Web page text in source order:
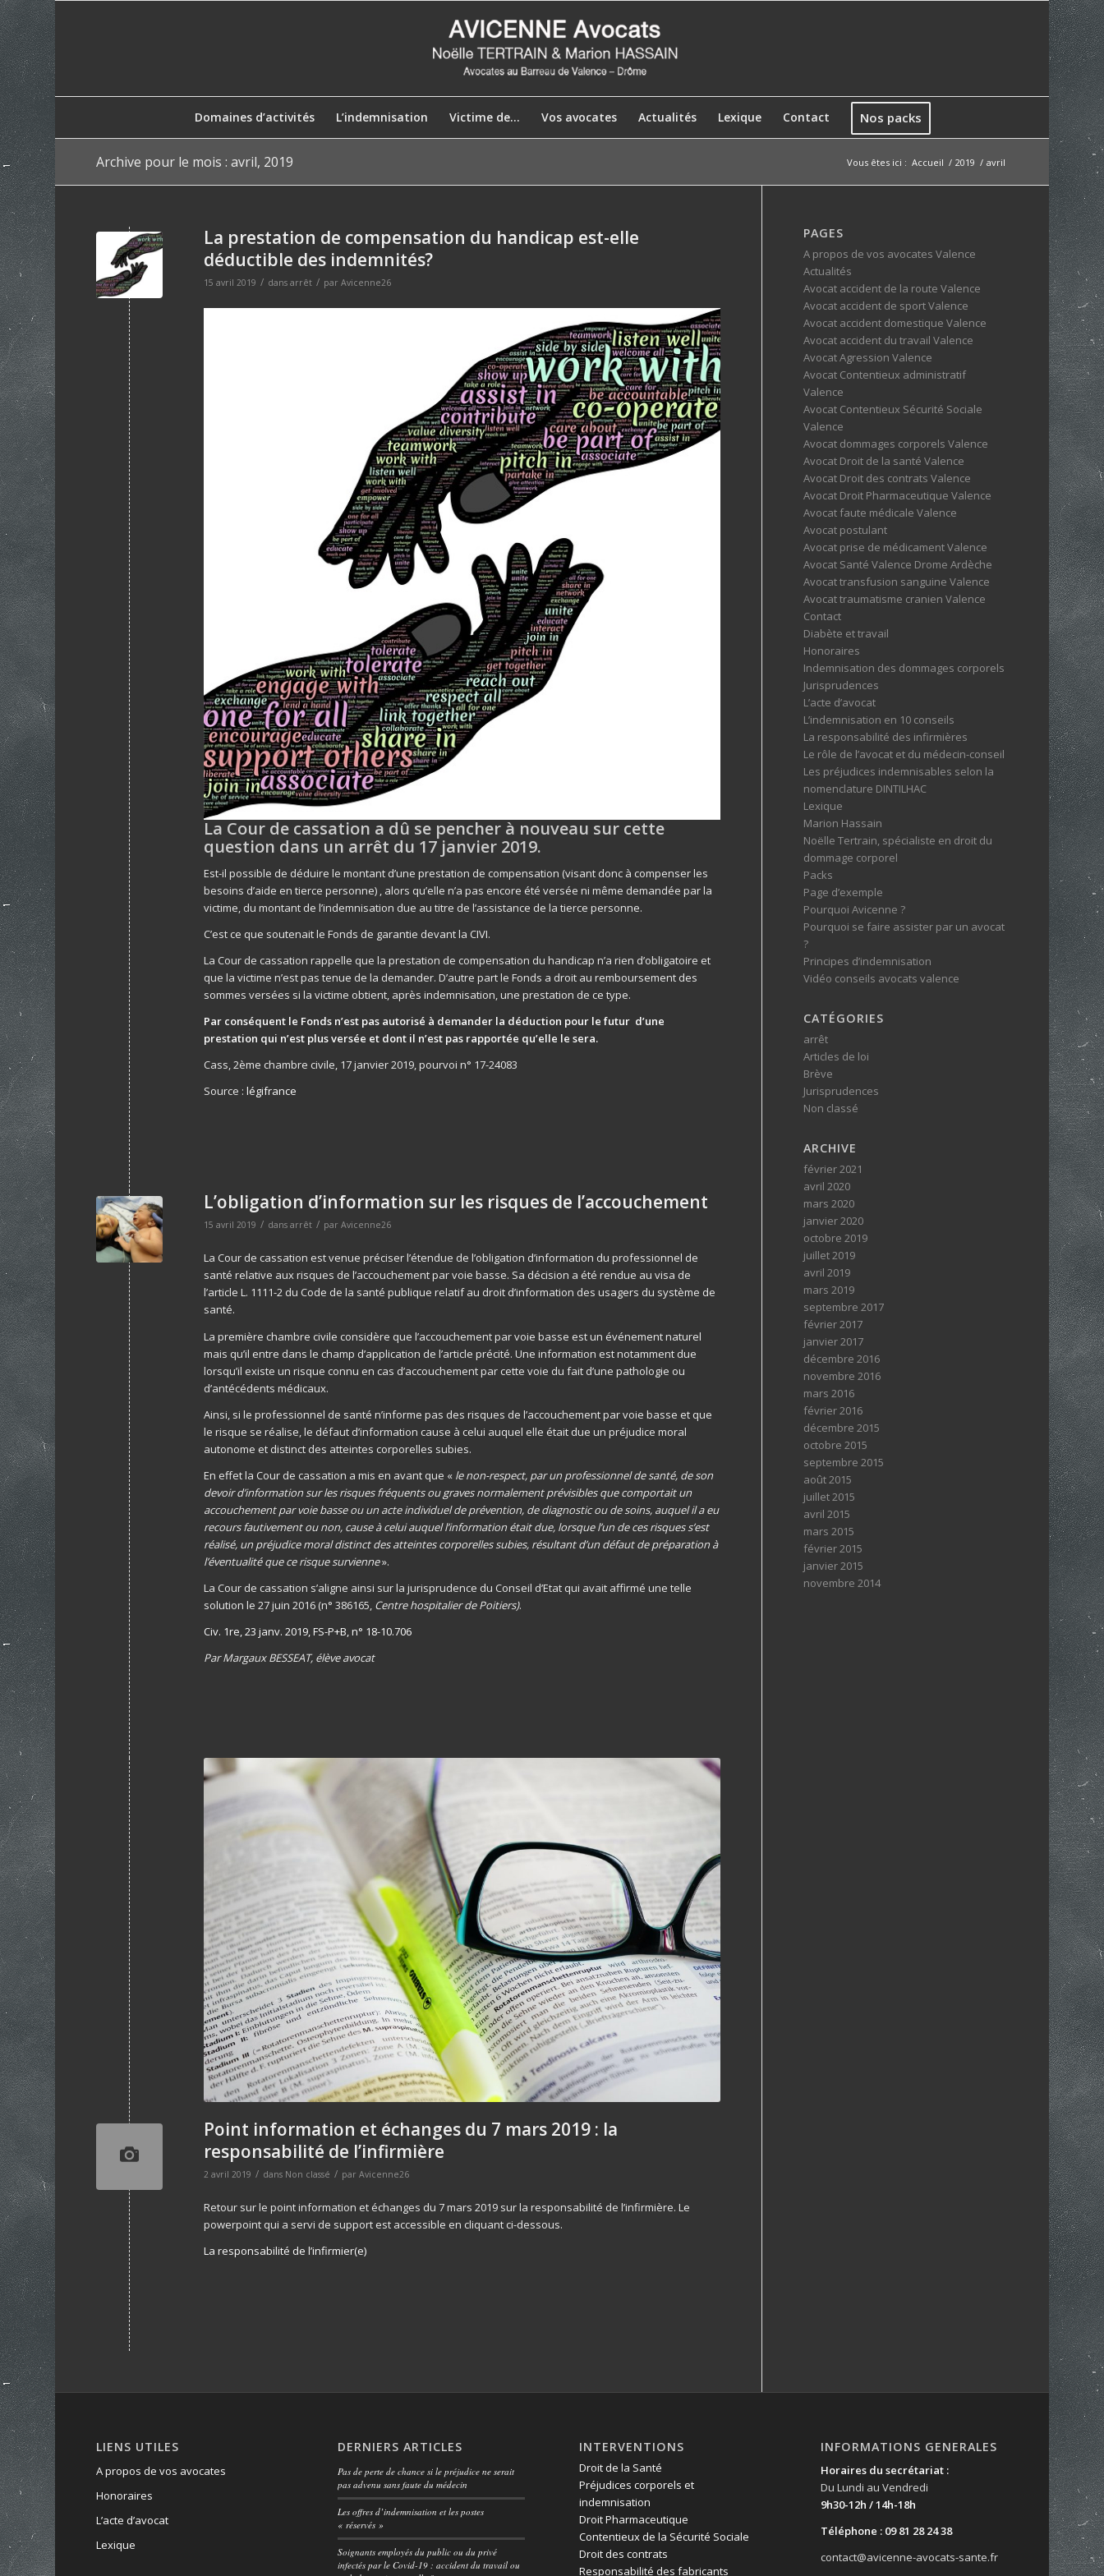
Domaines d’activités L’indemnisation Victime de… Vos avocates Actualités Lexique Contact Nos packs
Archive pour le mois : avril, 2019 Vous êtes ici : Accueil / 2019 / avril
La prestation de compensation du handicap est-elle
déductible des indemnités?
15 avril 2019 / dansarrêt / parAvicenne26
La Cour de cassation a dû se pencher à nouveau sur cette
question dans un arrêt du 17 janvier 2019.
Est-il possible de déduire le montant d’une prestation de compensation (visant donc à compenser les
besoins d’aide en tierce personne) , alors qu’elle n’a pas encore été versée ni même demandée par la
victime, du montant de l’indemnisation due au titre de l’assistance de la tierce personne.
C’est ce que soutenait le Fonds de garantie devant la CIVI.
La Cour de cassation rappelle que la prestation de compensation du handicap n’a rien d’obligatoire et
que la victime n’est pas tenue de la demander. D’autre part le Fonds a droit au remboursement des
sommes versées si la victime obtient, après indemnisation, une prestation de ce type.
Par conséquent le Fonds n’est pas autorisé à demander la déduction pour le futur d’une
prestation qui n’est plus versée et dont il n’est pas rapportée qu’elle le sera.
Cass, 2ème chambre civile, 17 janvier 2019, pourvoi n° 17-24083
Source :légifrance
L’obligation d’information sur les risques de l’accouchement
15 avril 2019 / dansarrêt / parAvicenne26
La Cour de cassation est venue préciser l’étendue de l’obligation d’information du professionnel de
santé relative aux risques de l’accouchement par voie basse. Sa décision a été rendue au visa de
l’article L. 1111-2 du Code de la santé publique relatif au droit d’information des usagers du système de
santé.
La première chambre civile considère que l’accouchement par voie basse est un événement naturel
mais qu’il entre dans le champ d’application de l’article précité. Une information est notamment due
lorsqu’il existe un risque connu en cas d’accouchement par cette voie du fait d’une pathologie ou
d’antécédents médicaux.
Ainsi, si le professionnel de santé n’informe pas des risques de l’accouchement par voie basse et que
le risque se réalise, le défaut d’information cause à celui auquel elle était due un préjudice moral
autonome et distinct des atteintes corporelles subies.
En effet la Cour de cassation a mis en avant que « le non-respect, par un professionnel de santé, de son
devoir d’information sur les risques fréquents ou graves normalement prévisibles que comportait un
accouchement par voie basse ou un acte individuel de prévention, de diagnostic ou de soins, auquel il a eu
recours fautivement ou non, cause à celui auquel l’information était due, lorsque l’un de ces risques s’est
réalisé, un préjudice moral distinct des atteintes corporelles subies, résultant d’un défaut de préparation à
l’éventualité que ce risque survienne».
La Cour de cassation s’aligne ainsi sur la jurisprudence du Conseil d’Etat qui avait affirmé une telle
solution le 27 juin 2016 (n° 386165, Centre hospitalier de Poitiers).
Civ. 1re, 23 janv. 2019, FS-P+B, n° 18-10.706
Par Margaux BESSEAT, élève avocat
Point information et échanges du 7 mars 2019 : la
responsabilité de l’infirmière
2 avril 2019 / dans Non classé / parAvicenne26
Retour sur le point information et échanges du 7 mars 2019 sur la responsabilité de l’infirmière. Le
powerpoint qui a servi de support est accessible en cliquant ci-dessous.
La responsabilité de l’infirmier(e)
PAGES
A propos de vos avocates Valence
Actualités
Avocat accident de la route Valence
Avocat accident de sport Valence
Avocat accident domestique Valence
Avocat accident du travail Valence
Avocat Agression Valence
Avocat Contentieux administratif
Valence
Avocat Contentieux Sécurité Sociale
Valence
Avocat dommages corporels Valence
Avocat Droit de la santé Valence
Avocat Droit des contrats Valence
Avocat Droit Pharmaceutique Valence
Avocat faute médicale Valence
Avocat postulant
Avocat prise de médicament Valence
Avocat Santé Valence Drome Ardèche
Avocat transfusion sanguine Valence
Avocat traumatisme cranien Valence
Contact
Diabète et travail
Honoraires
Indemnisation des dommages corporels
Jurisprudences
L’acte d’avocat
L’indemnisation en 10 conseils
La responsabilité des infirmières
Le rôle de l’avocat et du médecin-conseil
Les préjudices indemnisables selon la
nomenclature DINTILHAC
Lexique
Marion Hassain
Noëlle Tertrain, spécialiste en droit du
dommage corporel
Packs
Page d’exemple
Pourquoi Avicenne ?
Pourquoi se faire assister par un avocat
?
Principes d’indemnisation
Vidéo conseils avocats valence
CATÉGORIES
arrêt
Articles de loi
Brève
Jurisprudences
Non classé
ARCHIVE
février 2021
avril 2020
mars 2020
janvier 2020
octobre 2019
juillet 2019
avril 2019
mars 2019
septembre 2017
février 2017
janvier 2017
décembre 2016
novembre 2016
mars 2016
février 2016
décembre 2015
octobre 2015
septembre 2015
août 2015
juillet 2015
avril 2015
mars 2015
février 2015
janvier 2015
novembre 2014
LIENS UTILES
A propos de vos avocates
Honoraires
L’acte d’avocat
Lexique
DERNIERS ARTICLES
Pas de perte de chance si le préjudice ne serait
pas advenu sans faute du médecin
Les offres d’indemnisation et les postes
« réservés »
Soignants employés du public ou du privé
infectés par le Covid-19 : accident du travail ou
INTERVENTIONS
Droit de la Santé
Préjudices corporels et
indemnisation
Droit Pharmaceutique
Contentieux de la Sécurité Sociale
Droit des contrats
Responsabilité des fabricants
INFORMATIONS GENERALES
Horaires du secrétariat :
Du Lundi au Vendredi
9h30-12h / 14h-18h
Téléphone : 09 81 28 24 38
contact@avicenne-avocats-sante.fr